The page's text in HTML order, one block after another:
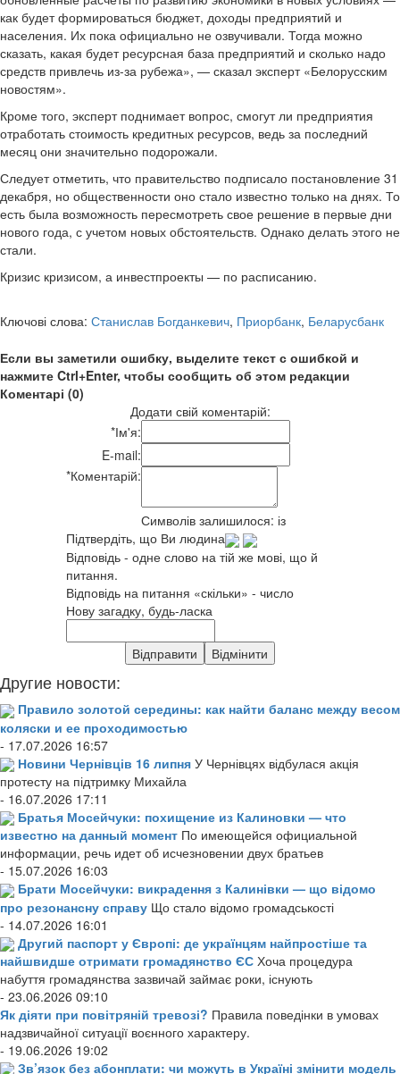
как будет формироваться бюджет, доходы предприятий и
населения. Их пока официально не озвучивали. Тогда можно
сказать, какая будет ресурсная база предприятий и сколько надо
средств привлечь из-за рубежа», — сказал эксперт «Белорусским
новостям».
Кроме того, эксперт поднимает вопрос, смогут ли предприятия
отработать стоимость кредитных ресурсов, ведь за последний
месяц они значительно подорожали.
Следует отметить, что правительство подписало постановление 31
декабря, но общественности оно стало известно только на днях. То
есть была возможность пересмотреть свое решение в первые дни
нового года, с учетом новых обстоятельств. Однако делать этого не
стали.
Кризис кризисом, а инвестпроекты — по расписанию.
Ключові слова: Станислав Богданкевич, Приорбанк, Беларусбанк
Если вы заметили ошибку, выделите текст с ошибкой и
нажмите Ctrl+Enter, чтобы сообщить об этом редакции
Коментарі (0)
Додати свій коментарій:
*Ім'я:
E-mail:
*Коментарій:
Символів залишилося: із
Підтвердіть, що Ви людина
Відповідь - одне слово на тій же мові, що й
питання.
Відповідь на питання «скільки» - число
Нову загадку, будь-ласка
Другие новости:
Правило золотой середины: как найти баланс между весом
коляски и ее проходимостью
- 17.07.2026 16:57
Новини Чернівців 16 липня У Чернівцях відбулася акція
протесту на підтримку Михайла
- 16.07.2026 17:11
Братья Мосейчуки: похищение из Калиновки — что
известно на данный момент По имеющейся официальной
информации, речь идет об исчезновении двух братьев
- 15.07.2026 16:03
Брати Мосейчуки: викрадення з Калинівки — що відомо
про резонансну справу Що стало відомо громадськості
- 14.07.2026 16:01
Другий паспорт у Європі: де українцям найпростіше та
найшвидше отримати громадянство ЄС Хоча процедура
набуття громадянства зазвичай займає роки, існують
- 23.06.2026 09:10
Як діяти при повітряній тревозі? Правила поведінки в умовах
надзвичайної ситуації воєнного характеру.
- 19.06.2026 19:02
Зв’язок без абонплати: чи можуть в Україні змінити модель